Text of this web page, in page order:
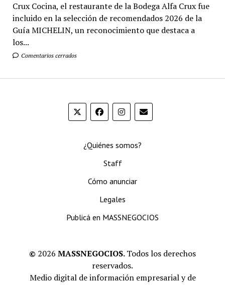
Crux Cocina, el restaurante de la Bodega Alfa Crux fue
incluido en la selección de recomendados 2026 de la
Guía MICHELIN, un reconocimiento que destaca a
los...
Comentarios cerrados
¿Quiénes somos?
Staff
Cómo anunciar
Legales
Publicá en MASSNEGOCIOS
© 2026 MASSNEGOCIOS.Todos los derechos
reservados.
Medio digital de información empresarial y de